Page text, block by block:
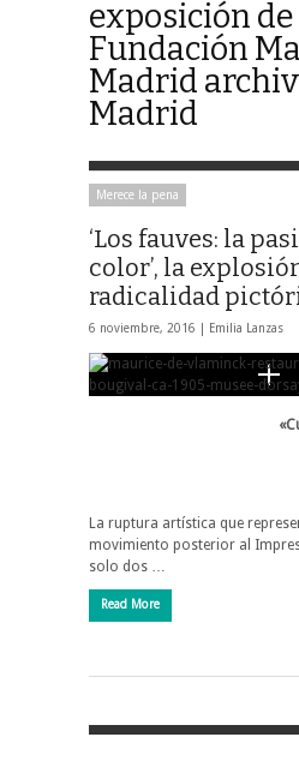
exposición de
Fundación
Madrid
Madrid
Merece la pena
‘Los fauves: la
color’, la
radicalidad
6 noviembre, 2016 | Emilia Lanzas
La ruptura artística que
movimiento posterior al
solo dos …
Read More